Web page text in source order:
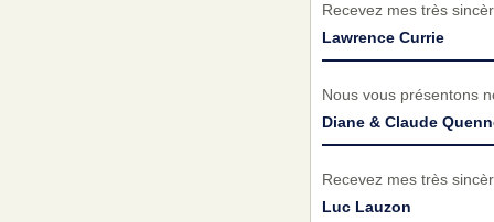
Recevez mes très
Lawrence Currie
Nous vous présentons
Diane & Claude
Recevez mes très
Luc Lauzon